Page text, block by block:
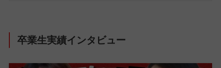
卒業生実績インタビュー